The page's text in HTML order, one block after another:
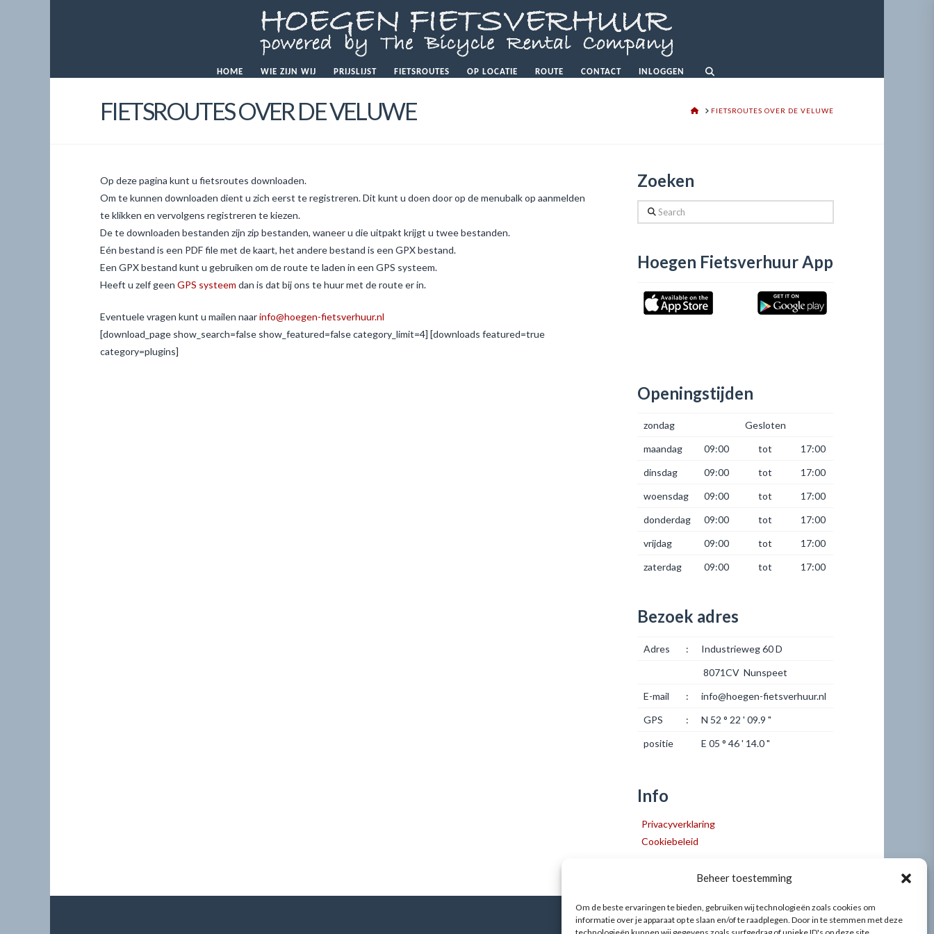
Beheer toestemming
Om de beste ervaringen te bieden, gebruiken wij technologieën zoals cookies om
informatie over je apparaat op te slaan en/of te raadplegen. Door in te stemmen met deze
HOME WIE ZIJN WIJ PRIJSLIJST FIETSROUTES OP LOCATIE ROUTE CONTACT INLOGGEN
FIETSROUTES OVER DE VELUWE HOMEFIETSROUTES OVER DE VELUWE
Op deze pagina kunt u fietsroutes downloaden.
Om te kunnen downloaden dient u zich eerst te registreren. Dit kunt u doen door op de menubalk op aanmelden
te klikken en vervolgens registreren te kiezen.
De te downloaden bestanden zijn zip bestanden, waneer u die uitpakt krijgt u twee bestanden.
Eén bestand is een PDF file met de kaart, het andere bestand is een GPX bestand.
Een GPX bestand kunt u gebruiken om de route te laden in een GPS systeem.
Heeft u zelf geen GPS systeem dan is dat bij ons te huur met de route er in.
Eventuele vragen kunt u mailen naarinfo@hoegen-fietsverhuur.nl
[download_page show_search=false show_featured=false category_limit=4] [downloads featured=true
category=plugins]
Zoeken
Search
Hoegen Fietsverhuur App
Openingstijden
zondag
Gesloten
maandag
09:00 tot
17:00
dinsdag
09:00 tot
17:00
woensdag
09:00 tot
17:00
donderdag
09:00 tot
17:00
vrijdag
09:00 tot
17:00
zaterdag
09:00 tot 17:00
Bezoek adres
Adres :
Industrieweg 60 D
8071CV Nunspeet
E-mail
:
info@hoegen-fietsverhuur.nl
GPS
:
N 52 ° 22 ' 09.9 "
positie
E 05 ° 46 ' 14.0 "
Info
Privacyverklaring
Cookiebeleid